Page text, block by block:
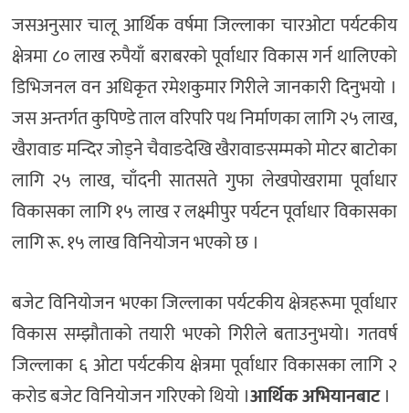
जसअनुसार चालू आर्थिक वर्षमा जिल्लाका चारओटा पर्यटकीय
क्षेत्रमा ८० लाख रुपैयाँ बराबरको पूर्वाधार विकास गर्न थालिएको
डिभिजनल वन अधिकृत रमेशकुमार गिरीले जानकारी दिनुभयो ।
जस अन्तर्गत कुपिण्डे ताल वरिपरि पथ निर्माणका लागि २५ लाख,
खैरावाङ मन्दिर जोड्ने चैवाङदेखि खैरावाङसम्मको मोटर बाटोका
लागि २५ लाख, चाँदनी सातसते गुफा लेखपोखरामा पूर्वाधार
विकासका लागि १५ लाख र लक्ष्मीपुर पर्यटन पूर्वाधार विकासका
लागि रू. १५ लाख विनियोजन भएको छ ।
बजेट विनियोजन भएका जिल्लाका पर्यटकीय क्षेत्रहरूमा पूर्वाधार
विकास सम्झौताको तयारी भएको गिरीले बताउनुभयो। गतवर्ष
जिल्लाका ६ ओटा पर्यटकीय क्षेत्रमा पूर्वाधार विकासका लागि २
करोड बजेट विनियोजन गरिएको थियो ।आर्थिक अभियानबाट।